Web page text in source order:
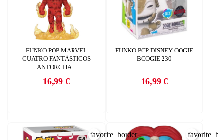
FUNKO POP MARVEL
CUATRO FANTÁSTICOS
ANTORCHA...
Precio
16,99 €
FUNKO POP DISNEY OOGIE
BOOGIE 230
Precio
16,99 €
favorite_border